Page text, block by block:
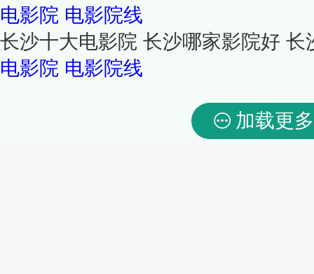
电影院 电影院线
长沙十大电影院 长沙哪家影院好 长
电影院 电影院线
加载更多